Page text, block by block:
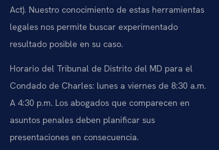
Act). Nuestro conocimiento de estas herramientas
legales nos permite buscar experimentado
resultado posible en su caso.
Horario del Tribunal de Distrito del MD para el
Condado de Charles: lunes a viernes de 8:30 a.m.
A 4:30 p.m. Los abogados que comparecen en
asuntos penales deben planificar sus
presentaciones en consecuencia.